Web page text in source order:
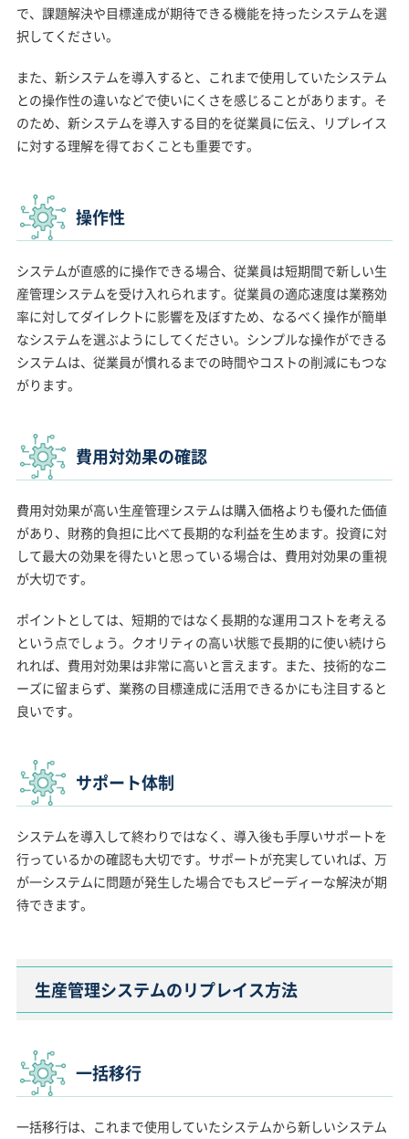
で、課題解決や目標達成が期待できる機能を持ったシステムを選
択してください。
また、新システムを導入すると、これまで使用していたシステム
との操作性の違いなどで使いにくさを感じることがあります。そ
のため、新システムを導入する目的を従業員に伝え、リプレイス
に対する理解を得ておくことも重要です。
操作性
システムが直感的に操作できる場合、従業員は短期間で新しい生
産管理システムを受け入れられます。従業員の適応速度は業務効
率に対してダイレクトに影響を及ぼすため、なるべく操作が簡単
なシステムを選ぶようにしてください。シンプルな操作ができる
システムは、従業員が慣れるまでの時間やコストの削減にもつな
がります。
費用対効果の確認
費用対効果が高い生産管理システムは購入価格よりも優れた価値
があり、財務的負担に比べて長期的な利益を生めます。投資に対
して最大の効果を得たいと思っている場合は、費用対効果の重視
が大切です。
ポイントとしては、短期的ではなく長期的な運用コストを考える
という点でしょう。クオリティの高い状態で長期的に使い続けら
れれば、費用対効果は非常に高いと言えます。また、技術的なニ
ーズに留まらず、業務の目標達成に活用できるかにも注目すると
良いです。
サポート体制
システムを導入して終わりではなく、導入後も手厚いサポートを
行っているかの確認も大切です。サポートが充実していれば、万
が一システムに問題が発生した場合でもスピーディーな解決が期
待できます。
生産管理システムのリプレイス方法
一括移行
一括移行は、これまで使用していたシステムから新しいシステム